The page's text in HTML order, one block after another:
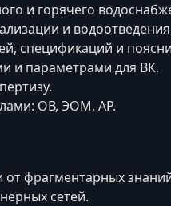
и горячего
и
спецификаций и
и параметрами для ВК.
ОВ, ЭОМ, АР.
от фрагментарных
сетей.